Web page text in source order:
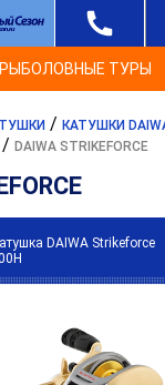
РЫБОЛОВНЫЕ ТУРЫ
/ КАТУШКИ
/ DAIWA STRIKEFORCE
DAIWA Strikeforce